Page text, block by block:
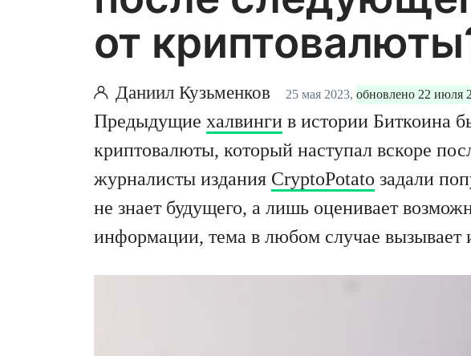
от
Даниил Кузьменков 25 мая 2023, обновлено 22 июля
Предыдущие халвинги в истории Биткоина
криптовалюты, который наступал вскоре
журналисты издания CryptoPotato задали
не знает будущего, а лишь оценивает
информации, тема в любом случае вызывает